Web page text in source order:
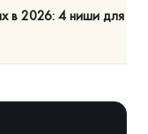
в 2026: 4 ниши для